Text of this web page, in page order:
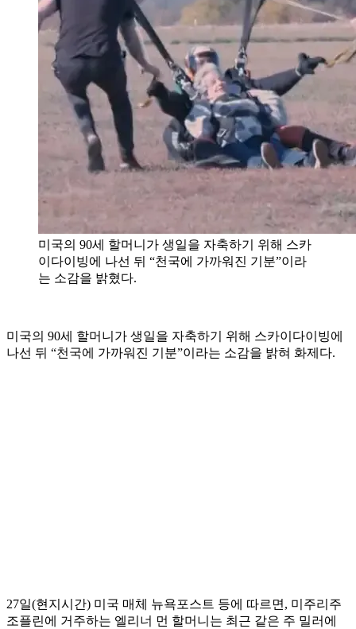
미국의 90세 할머니가 생일을 자축하기 위해 스카
이다이빙에 나선 뒤 “천국에 가까워진 기분”이라
는 소감을 밝혔다.
미국의 90세 할머니가 생일을 자축하기 위해 스카이다이빙에
나선 뒤 “천국에 가까워진 기분”이라는 소감을 밝혀 화제다.
27일(현지시간) 미국 매체 뉴욕포스트 등에 따르면, 미주리주
조플린에 거주하는 엘리너 먼 할머니는 최근 같은 주 밀러에